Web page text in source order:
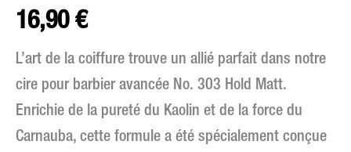
16,90€
L’art de la coiffure trouve un allié parfait dans notre
cire pour barbier avancée No. 303 Hold Matt.
Enrichie de la pureté du Kaolin et de la force du
Carnauba, cette formule a été spécialement conçue